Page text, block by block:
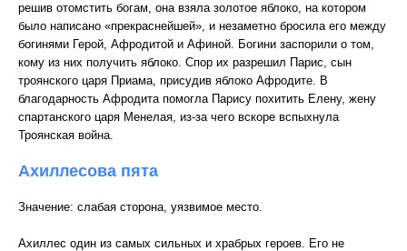
решив отомстить богам, она взяла золотое яблоко, на котором
было написано «прекраснейшей», и незаметно бросила его между
богинями Герой, Афродитой и Афиной. Богини заспорили о том,
кому из них получить яблоко. Спор их разрешил Парис, сын
троянского царя Приама, присудив яблоко Афродите. В
благодарность Афродита помогла Парису похитить Елену, жену
спартанского царя Менелая, из-за чего вскоре вспыхнула
Троянская война.
Ахиллесова пята
Значение: слабая сторона, уязвимое место.
Ахиллес один из самых сильных и храбрых героев. Его не